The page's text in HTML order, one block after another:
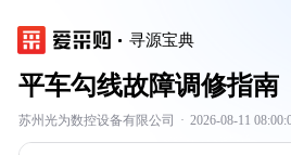
寻源宝典
平车勾线故障调修指南
苏州光为数控设备有限公司 · 2026-08-11